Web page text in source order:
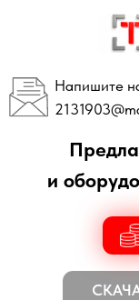
2131903
СКАЧАТЬ
Предлагаем
от 1-
по